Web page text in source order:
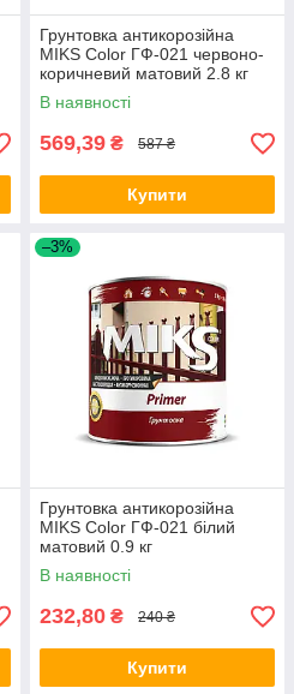
Грунтовка антикорозійна
MIKS Color ГФ-021 червоно-
коричневий матовий 2.8 кг
В наявності
569,39 ₴ 587 ₴
Купити
–3%
Грунтовка антикорозійна
MIKS Color ГФ-021 білий
матовий 0.9 кг
В наявності
232,80 ₴ 240 ₴
Купити